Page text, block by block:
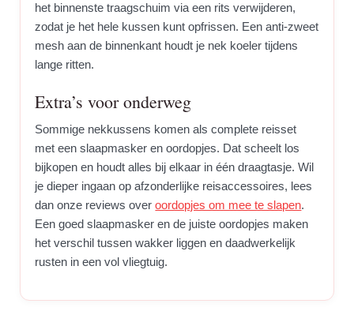
het binnenste traagschuim via een rits verwijderen,
zodat je het hele kussen kunt opfrissen. Een anti-zweet
mesh aan de binnenkant houdt je nek koeler tijdens
lange ritten.
Extra’s voor onderweg
Sommige nekkussens komen als complete reisset
met een slaapmasker en oordopjes. Dat scheelt los
bijkopen en houdt alles bij elkaar in één draagtasje. Wil
je dieper ingaan op afzonderlijke reisaccessoires, lees
dan onze reviews overoordopjes om mee te slapen.
Een goed slaapmasker en de juiste oordopjes maken
het verschil tussen wakker liggen en daadwerkelijk
rusten in een vol vliegtuig.